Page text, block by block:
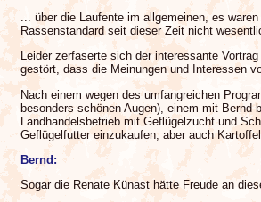
... über die Laufente im allgemeinen, es
Rassenstandard seit dieser Zeit nicht
Leider zerfaserte sich der interessante
gestört, dass die Meinungen und Interessen
Nach einem wegen des umfangreichen
besonders schönen Augen), einem mit Bernd
Landhandelsbetrieb mit Geflügelzucht und
Geflügelfutter einzukaufen, aber auch
Bernd:
Sogar die Renate Künast hätte Freude an